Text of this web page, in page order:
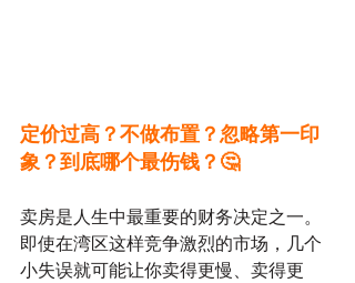
定价过高？不做布置？忽略第一印
象？到底哪个最伤钱？🤔
卖房是人生中最重要的财务决定之一。
即使在湾区这样竞争激烈的市场，几个
小失误就可能让你卖得更慢、卖得更